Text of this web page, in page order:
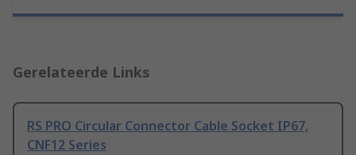
Gerelateerde Links
RS PRO Circular Connector Cable Socket IP67,
CNF12 Series